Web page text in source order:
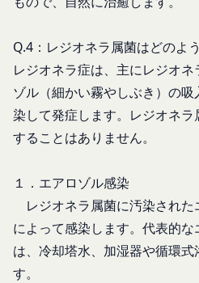
Q.4：レジオネラ属菌はどのよ
レジオネラ症は、主にレジオ
ゾル（細かい霧やしぶき）の
染して発症します。レジオネ
することはありません。
１．エアロゾル感染
レジオネラ属菌に汚染された
によって感染します。代表的
は、冷却塔水、加湿器や循環
す。
個人が特定できないもの)を
す。
お客様がご自身に関する情
合は、ブラウザや携帯端末
の受け取りを拒否すること
キーの受け取りを拒否され
適正管理
当社は、お客様情報への不
防ぐため、セキュリティー
た、当社は、当社の通常の
が不要と判断した場合、お
前項による本規約の変更を
の本規約の内容並びにその
し、本規約変更の効力発生
る方法により通知するもの
の修正等、会員に不利益を
な変更の場合には、当該通
本規約変更の効力発生日後
った場合、会員は本規約の
なします。
当社が提供する本サービス
パートナーが提供するサー